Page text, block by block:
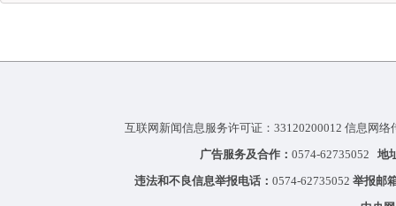
互联网新闻信息服务许可证：33120200012 信息网
广告服务及合作： 0574-62735052 地
违法和不良信息举报电话： 0574-62735052 举报邮